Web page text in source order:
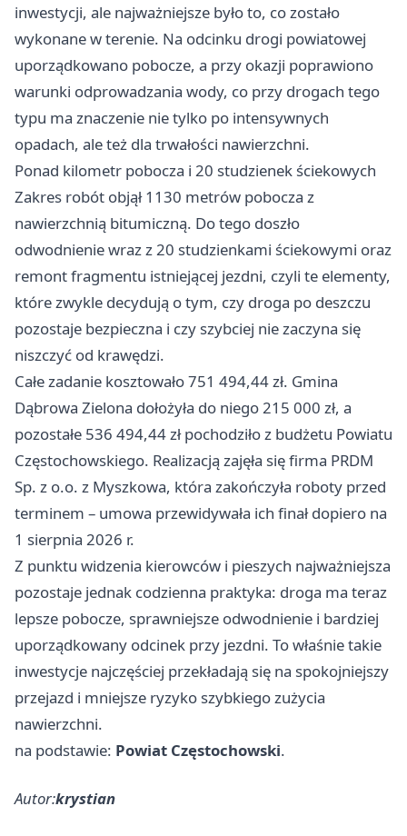
inwestycji, ale najważniejsze było to, co zostało
wykonane w terenie. Na odcinku drogi powiatowej
uporządkowano pobocze, a przy okazji poprawiono
warunki odprowadzania wody, co przy drogach tego
typu ma znaczenie nie tylko po intensywnych
opadach, ale też dla trwałości nawierzchni.
Ponad kilometr pobocza i 20 studzienek ściekowych
Zakres robót objął 1130 metrów pobocza z
nawierzchnią bitumiczną. Do tego doszło
odwodnienie wraz z 20 studzienkami ściekowymi oraz
remont fragmentu istniejącej jezdni, czyli te elementy,
które zwykle decydują o tym, czy droga po deszczu
pozostaje bezpieczna i czy szybciej nie zaczyna się
niszczyć od krawędzi.
Całe zadanie kosztowało 751 494,44 zł. Gmina
Dąbrowa Zielona dołożyła do niego 215 000 zł, a
pozostałe 536 494,44 zł pochodziło z budżetu Powiatu
Częstochowskiego. Realizacją zajęła się firma PRDM
Sp. z o.o. z Myszkowa, która zakończyła roboty przed
terminem – umowa przewidywała ich finał dopiero na
1 sierpnia 2026 r.
Z punktu widzenia kierowców i pieszych najważniejsza
pozostaje jednak codzienna praktyka: droga ma teraz
lepsze pobocze, sprawniejsze odwodnienie i bardziej
uporządkowany odcinek przy jezdni. To właśnie takie
inwestycje najczęściej przekładają się na spokojniejszy
przejazd i mniejsze ryzyko szybkiego zużycia
nawierzchni.
na podstawie: Powiat Częstochowski.
Autor:krystian